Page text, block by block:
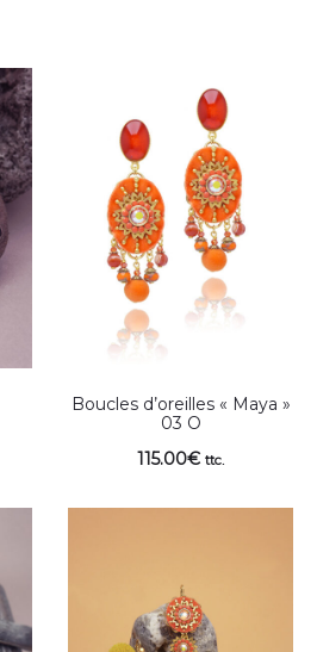
Boucles d’oreilles « Maya »
03 O
115.00€ ttc.